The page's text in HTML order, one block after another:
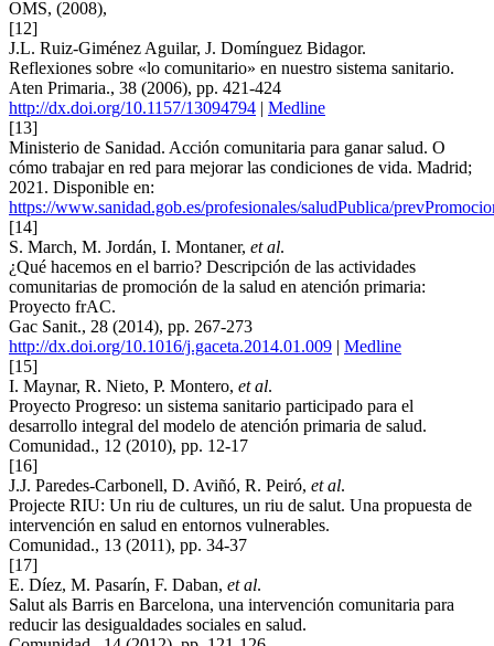
OMS, (2008),
[12]
J.L. Ruiz-Giménez Aguilar, J. Domínguez Bidagor.
Reflexiones sobre «lo comunitario» en nuestro sistema sanitario.
Aten Primaria., 38 (2006), pp. 421-424
http://dx.doi.org/10.1157/13094794 | Medline
[13]
Ministerio de Sanidad. Acción comunitaria para ganar salud. O
cómo trabajar en red para mejorar las condiciones de vida. Madrid;
2021. Disponible en:
https://www.sanidad.gob.es/profesionales/saludPublica/
[14]
S. March, M. Jordán, I. Montaner, et al.
¿Qué hacemos en el barrio? Descripción de las actividades
comunitarias de promoción de la salud en atención primaria:
Proyecto frAC.
Gac Sanit., 28 (2014), pp. 267-273
http://dx.doi.org/10.1016/j.gaceta.2014.01.009 | Medline
[15]
I. Maynar, R. Nieto, P. Montero, et al.
Proyecto Progreso: un sistema sanitario participado para el
desarrollo integral del modelo de atención primaria de salud.
Comunidad., 12 (2010), pp. 12-17
[16]
J.J. Paredes-Carbonell, D. Aviñó, R. Peiró, et al.
Projecte RIU: Un riu de cultures, un riu de salut. Una propuesta de
intervención en salud en entornos vulnerables.
Comunidad., 13 (2011), pp. 34-37
[17]
E. Díez, M. Pasarín, F. Daban, et al.
Salut als Barris en Barcelona, una intervención comunitaria para
reducir las desigualdades sociales en salud.